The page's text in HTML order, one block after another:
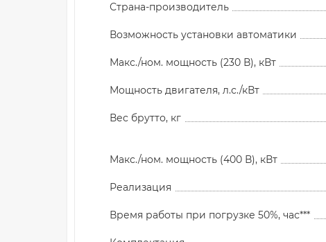
Страна-производитель
Возможность установки автоматики
Макс./ном. мощность (230 В), кВт
Мощность двигателя, л.с./кВт
Вес брутто, кг
Макс./ном. мощность (400 В), кВт
Реализация
Время работы при погрузке 50%, час***